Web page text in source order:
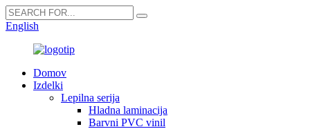
English
Domov
Izdelki
Lepilna serija
Hladna laminacija
Barvni PVC vinil